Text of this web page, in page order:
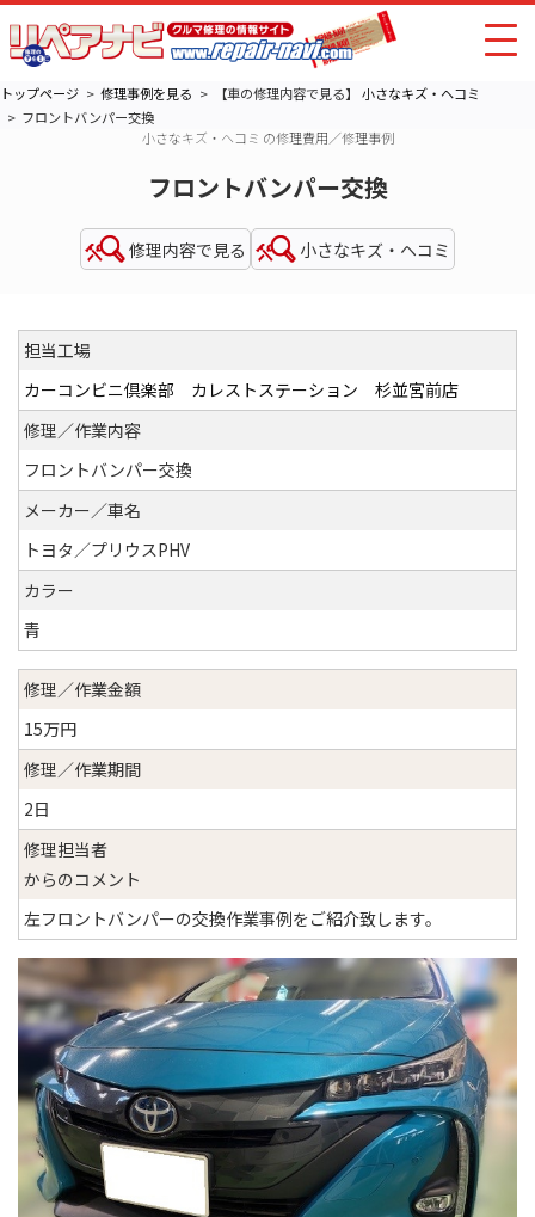
トップページ 修理事例を見る 【車の修理内容で見る】小さなキズ・ヘコミ
フロントバンパー交換
小さなキズ・ヘコミ の修理費用／修理事例
フロントバンパー交換
修理内容で見る 小さなキズ・ヘコミ
担当工場
カーコンビニ倶楽部 カレストステーション 杉並宮前店
修理／作業内容
フロントバンパー交換
メーカー／車名
トヨタ／プリウスPHV
カラー
青
修理／作業金額
15万円
修理／作業期間
2日
修理担当者
からのコメント
左フロントバンパーの交換作業事例をご紹介致します。